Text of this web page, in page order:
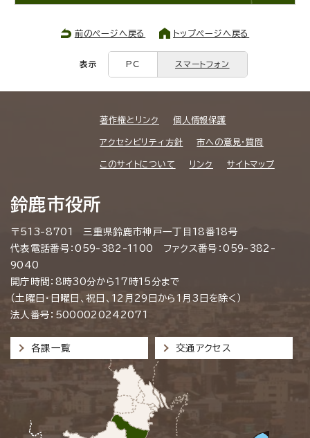
前のページへ戻る トップページへ戻る
表示 PC スマートフォン
著作権とリンク 個人情報保護
アクセシビリティ方針 市への意見・質問
このサイトについて リンク サイトマップ
鈴鹿市役所
〒513-8701 三重県鈴鹿市神戸一丁目18番18号
代表電話番号：059-382-1100 ファクス番号：059-382-
9040
開庁時間：8時30分から17時15分まで
（土曜日・日曜日、祝日、12月29日から1月3日を除く）
法人番号：5000020242071
各課一覧 交通アクセス